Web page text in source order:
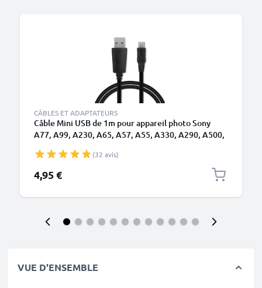
CÂBLES ET ADAPTATEURS
Câble Mini USB de 1m pour appareil photo Sony
A77, A99, A230, A65, A57, A55, A330, A290, A500,
1A noir PVC
(32 avis)
4,95 €
VUE D'ENSEMBLE